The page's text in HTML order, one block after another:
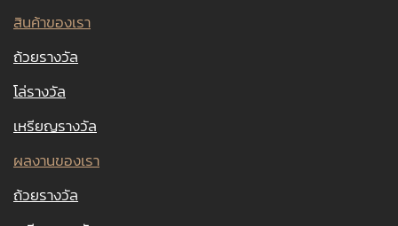
สินค้าของเรา
ถ้วยรางวัล
โล่รางวัล
เหรียญรางวัล
ผลงานของเรา
ถ้วยรางวัล